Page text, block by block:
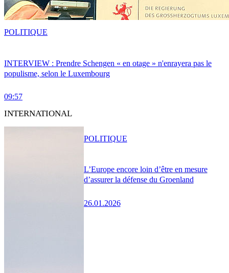
INTERVIEW : Prendre Schengen « en otage » n'enrayera pas le
populisme, selon le Luxembourg
09:57
POLITIQUE
INTERNATIONAL
L’Europe encore loin d’être en mesure
d’assurer la défense du Groenland
26.01.2026
POLITIQUE